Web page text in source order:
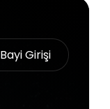
Bayi Girişi